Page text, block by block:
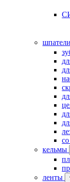
шпатели
кельмы
ленты